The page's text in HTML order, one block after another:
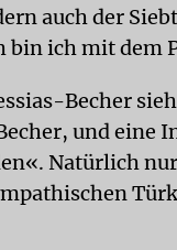
auch der
bin ich mit dem
Becher
und eine
Natürlich